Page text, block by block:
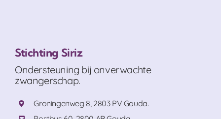
Stichting Siriz
Ondersteuning bij onverwachte
zwangerschap.
Groningenweg 8, 2803 PV Gouda.